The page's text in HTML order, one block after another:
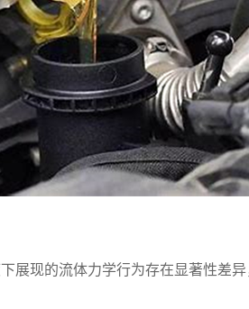
现的流体力学行为存在显著性差异